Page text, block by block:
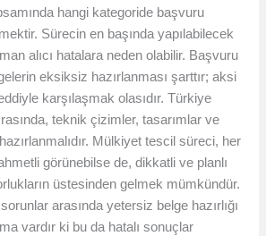
hangi kategoride başvuru
Sürecin en başında yapılabilecek
alıcı hatalara neden olabilir. Başvuru
eksiksiz hazırlanması şarttır; aksi
karşılaşmak olasıdır. Türkiye
teknik çizimler, tasarımlar ve
Mülkiyet tescil süreci, her
görünebilse de, dikkatli ve planlı
üstesinden gelmek mümkündür.
arasında yetersiz belge hazırlığı
vardır ki bu da hatalı sonuçlar